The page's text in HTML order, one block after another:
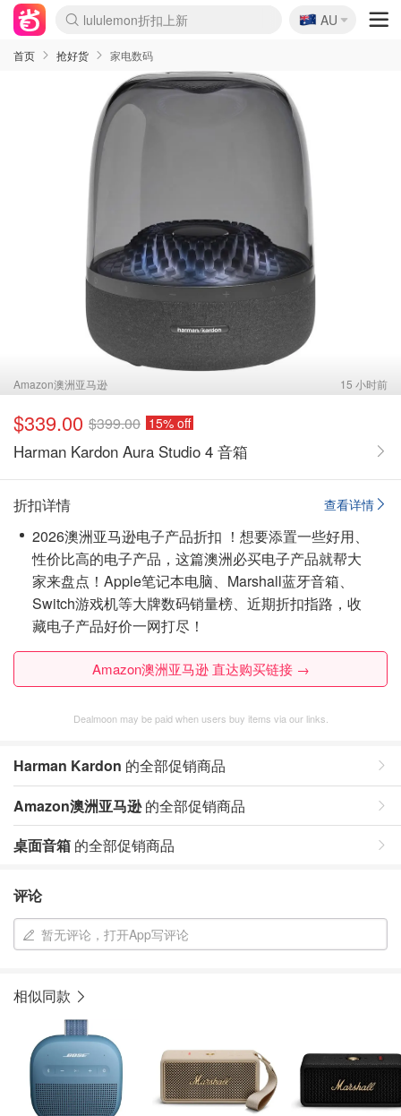
lululemon折扣上新
Sasa美妆护肤3.5折
SSENSE年中3折
FreshBeauty好价汇总
Cettire降价+叠9折
WWS Coles超市实拍
viagogo二手票捡漏
Myer超级周末1折
The Outnet奢牌1折起
David Jones 3折起
Flannels大牌1折
Perfumes Club护肤1折
AMIRO返校季6.2折
Amazon折扣汇总
eToro入金$200送$50
Amazon数码好物
ICONIC本周7.5折
ThedoubleF高奢地板价
Moose Knuckles 6折
丝芙兰5折起
EUFY官网3.7折起
Selenichast首饰2折
Trip机票酒店促销
YSL送5件彩妆礼
Amazon家居好物
Amazon美妆护肤
雅漾大喷$8
过敏原检测盒$33
伊索独家赠50ml沐浴露
科颜氏清仓3折
SEALIFE海洋馆门票6折
丝塔芙大白罐$16
订阅Newsletter送香薰
Cult Beauty 6.8折
Harrods圣诞日历2.3折
LN-CC奢牌私促3折
d'Alba空姐喷雾$16
EVE LOM套装逆天2折
Bernardelli独家4折
Adore Beauty 6折起
CT圣诞日历
Mytheresa奢品2.7折
Luxury Escapes 9折
Currentbody美容仪9折
MOON Garden Live
Roborock扫地机3.7折
Tingo Life水杯$24
Valentino官网5折
CR洗发护发6.3折
修丽可套装7.4折
Myer彩妆2件7折
GANNI官网4.5折
Stylevana韩妆4折
Tessabit高奢8.5折
OGX洗护4折
Amazon阿德莱德次日达
卡诗8.5折+赠礼
Philips Hue灯具8折
🇦🇺
AU
首页 抢好货 家电数码
Amazon澳洲亚马逊 15 小时前
$339.00 $399.00 15% off
Harman Kardon Aura Studio 4 音箱
查看详情
折扣详情
2026澳洲亚马逊电子产品折扣 ！想要添置一些好用、
性价比高的电子产品，这篇澳洲必买电子产品就帮大
家来盘点！Apple笔记本电脑、Marshall蓝牙音箱、
Switch游戏机等大牌数码销量榜、近期折扣指路，收
藏电子产品好价一网打尽！
Amazon澳洲亚马逊 直达购买链接 →
Dealmoon may be paid when users buy items via our links.
Harman Kardon 的全部促销商品
Amazon澳洲亚马逊的全部促销商品
桌面音箱 的全部促销商品
评论
暂无评论，打开App写评论
相似同款